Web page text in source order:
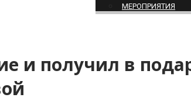
МЕРОПРИЯТИЯ
и получил в